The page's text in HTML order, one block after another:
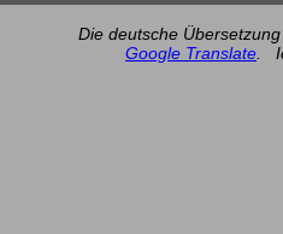
Die deutsche
Google Translate